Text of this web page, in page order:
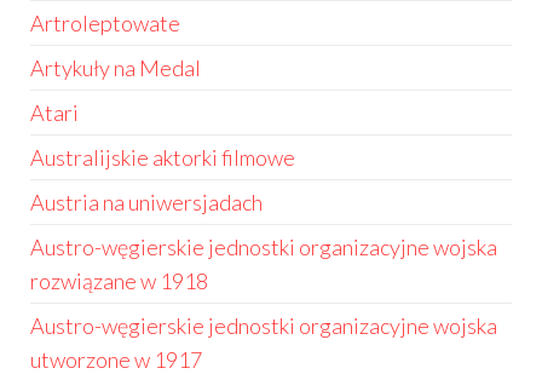
Artroleptowate
Artykuły na Medal
Atari
Australijskie aktorki filmowe
Austria na uniwersjadach
Austro-węgierskie jednostki organizacyjne wojska
rozwiązane w 1918
Austro-węgierskie jednostki organizacyjne wojska
utworzone w 1917